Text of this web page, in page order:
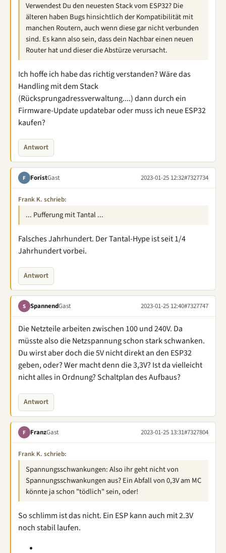
Verwendest Du den neuesten Stack vom ESP32? Die
älteren haben Bugs hinsichtlich der Kompatibilität mit
manchen Routern, auch wenn diese gar nicht verbunden
sind. Es kann also sein, dass dein Nachbar einen neuen
Router hat und dieser die Abstürze verursacht.
Ich hoffe ich habe das richtig verstanden? Wäre das
Handling mit dem Stack
(Rücksprungadressverwaltung....) dann durch ein
Firmware-Update updatebar oder muss ich neue ESP32
kaufen?
Antwort
F ForistGast 2023-01-25 12:32#7327734
Frank K. schrieb:
... Pufferung mit Tantal ...
Falsches Jahrhundert. Der Tantal-Hype ist seit 1/4
Jahrhundert vorbei.
Antwort
S SpannendGast 2023-01-25 12:40#7327747
Die Netzteile arbeiten zwischen 100 und 240V. Da
müsste also die Netzspannung schon stark schwanken.
Du wirst aber doch die 5V nicht direkt an den ESP32
geben, oder? Wer macht denn die 3,3V? Ist da vielleicht
nicht alles in Ordnung? Schaltplan des Aufbaus?
Antwort
F FranzGast 2023-01-25 13:31#7327804
Frank K. schrieb:
Spannungsschwankungen: Also ihr geht nicht von
Spannungsschwankungen aus? Ein Abfall von 0,3V am MC
könnte ja schon "tödlich" sein, oder!
So schlimm ist das nicht. Ein ESP kann auch mit 2.3V
noch stabil laufen.